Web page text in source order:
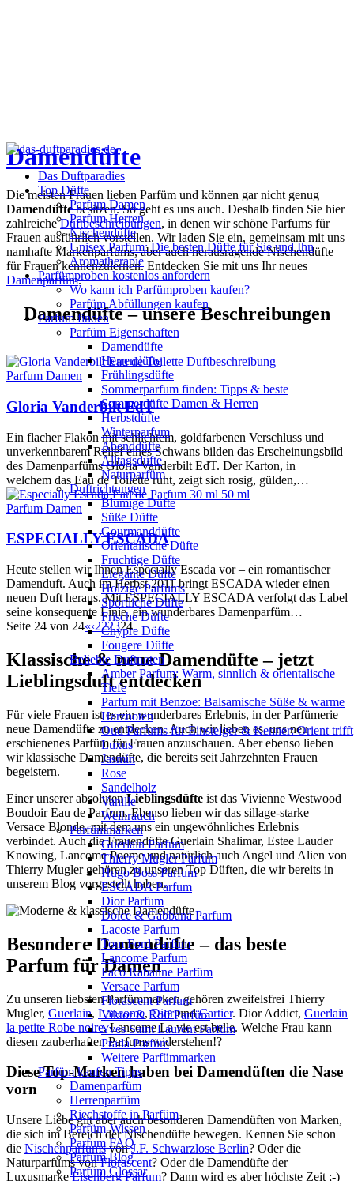
Das Duftparadies
Top Düfte
Parfum Damen
Parfum Herren
Nischendüfte
Unisex Parfum: Die besten Düfte für Sie und Ihn
Aromatherapie
Parfümproben kostenlos anfordern
Wo kann ich Parfümproben kaufen?
Parfüm Abfüllungen kaufen
Parfum finden
Parfüm Eigenschaften
Damendüfte
Herrendüfte
Frühlingsdüfte
Sommerparfum finden: Tipps & beste
Sommerdüfte Damen & Herren
Herbstdüfte
Winterparfum
Abenddüfte
Alltagsdüfte
Naturparfüm
Duftrichtungen
Blumige Düfte
Süße Düfte
Gourmanddüfte
Orientalische Düfte
Fruchtige Düfte
Elegante Düfte
Holzige Parfums
Sportliche Düfte
Frische Düfte
Chypre Düfte
Fougere Düfte
Beliebte Duftnoten
Amber Parfum: Warm, sinnlich & orientalische
Tiefe
Parfum mit Benzoe: Balsamische Süße & warme
Harznoten
Oud Parfums für Einsteiger & Kenner: Orient trifft
Luxus
Jasmin
Rose
Sandelholz
Vanille
Weihrauch
Parfümmarken
Guerlain Parfum
Thierry Mugler Parfum
Hugo Boss Parfum
ESCADA Parfum
Dior Parfum
Dolce & Gabbana Parfum
Lacoste Parfum
Tom Ford Parfüm
Lancome Parfum
Paco Rabanne Parfüm
Versace Parfum
Florascent Parfum
Viktor & Rolf Parfüm
Yves Saint Laurent Parfüm
Prada Parfüm
Weitere Parfümmarken
Parfüm kaufen Tipps
Damenparfüm
Herrenparfüm
Riechstoffe in Parfüm
Parfüm-Wissen
Parfum FAQ
Parfüm Blog
Parfüm Glossar
Damendüfte
Die meisten Frauen lieben Parfüm und können gar nicht genug
Damendüftebesitzen. So geht es uns auch. Deshalb finden Sie hier
zahlreicheDuftbeschreibungen, in denen wir schöne Parfums für
Frauen ausführlich vorstellen. Wir laden Sie ein, gemeinsam mit uns
namhafte Markenparfums, aber auch herausragende Nischendüfte
für Frauen kennenzulernen. Entdecken Sie mit uns Ihr neues
Damenparfüm.
Damendüfte – unsere Beschreibungen
Parfum Damen
Gloria Vanderbilt EdT
Ein flacher Flakon mit schlichtem, goldfarbenen Verschluss und
unverkennbarem Relief eines Schwans bilden das Erscheinungsbild
des Damenparfüms Gloria Vanderbilt EdT. Der Karton, in
welchem das Eau de Toilette ruht, zeigt sich rosig, gülden,…
Parfum Damen
ESPECIALLY ESCADA
Heute stellen wir Ihnen Especially Escada vor – ein romantischer
Damenduft. Auch im Herbst 2011 bringt ESCADA wieder einen
neuen Duft heraus. Mit ESPECIALLY ESCADA verfolgt das Label
seine konsequente Linie, ein wunderbares Damenparfüm…
Seite 24 von 24«‹222324
Klassische & neue Damendüfte – jetzt
Lieblingsduft entdecken
Für viele Frauen ist es ein wunderbares Erlebnis, in der Parfümerie
neue Damendüfte zu entdecken. Auch wir lieben es, uns neu
erschienenes Parfüm für Frauen anzuschauen. Aber ebenso lieben
wir klassische Damendüfte, die bereits seit Jahrzehnten Frauen
begeistern.
Einer unserer absolutenLieblingsdüfte ist das Vivienne Westwood
Boudoir Eau de Parfum. Ebenso lieben wir das sillage-starke
Versace Blonde, mit dem uns ein ungewöhnliches Erlebnis
verbindet. Auch die Frauendüfte Guerlain Shalimar, Estee Lauder
Knowing, Lancome Poeme und natürlich auch Angel und Alien von
Thierry Mugler gehören zu unseren Top Düften, die wir bereits in
unserem Blog vorgestellt haben.
Besondere Damendüfte – das beste
Parfum für Damen
Zu unseren liebsten Parfümmarken gehören zweifelsfrei Thierry
Mugler, Guerlain, Lancome,DiorundCartier. Dior Addict, Guerlain
la petite Robe noire, Lancome La vie est belle. Welche Frau kann
diesen zauberhaften Parfums widerstehen!?
Diese Top-Marken haben bei Damendüften die Nase
vorn
Unsere Liebe gilt aber auch besonderen Damendüften von Marken,
die sich im Bereich der Nischendüfte bewegen. Kennen Sie schon
die NischenparfumsvonJ.F. Schwarzlose Berlin? Oder die
Naturparfums vonFlorascent? Oder die Damendüfte der
LuxusmarkeEisenberg Parfum? Dann wird es aber höchste Zeit ;-)